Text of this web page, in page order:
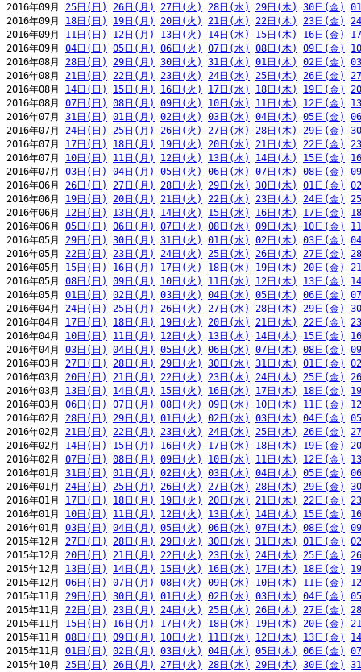
2016年09月 25日(日) 26日(月) 27日(火) 28日(水) 29日(木) 30日(金)
2016年09月 18日(日) 19日(月) 20日(火) 21日(水) 22日(木) 23日(金)
2016年09月 11日(日) 12日(月) 13日(火) 14日(水) 15日(木) 16日(金)
2016年09月 04日(日) 05日(月) 06日(火) 07日(水) 08日(木) 09日(金)
2016年08月 28日(日) 29日(月) 30日(火) 31日(水) 01日(木) 02日(金)
2016年08月 21日(日) 22日(月) 23日(火) 24日(水) 25日(木) 26日(金)
2016年08月 14日(日) 15日(月) 16日(火) 17日(水) 18日(木) 19日(金)
2016年08月 07日(日) 08日(月) 09日(火) 10日(水) 11日(木) 12日(金)
2016年07月 31日(日) 01日(月) 02日(火) 03日(水) 04日(木) 05日(金)
2016年07月 24日(日) 25日(月) 26日(火) 27日(水) 28日(木) 29日(金)
2016年07月 17日(日) 18日(月) 19日(火) 20日(水) 21日(木) 22日(金)
2016年07月 10日(日) 11日(月) 12日(火) 13日(水) 14日(木) 15日(金)
2016年07月 03日(日) 04日(月) 05日(火) 06日(水) 07日(木) 08日(金)
2016年06月 26日(日) 27日(月) 28日(火) 29日(水) 30日(木) 01日(金)
2016年06月 19日(日) 20日(月) 21日(火) 22日(水) 23日(木) 24日(金)
2016年06月 12日(日) 13日(月) 14日(火) 15日(水) 16日(木) 17日(金)
2016年06月 05日(日) 06日(月) 07日(火) 08日(水) 09日(木) 10日(金)
2016年05月 29日(日) 30日(月) 31日(火) 01日(水) 02日(木) 03日(金)
2016年05月 22日(日) 23日(月) 24日(火) 25日(水) 26日(木) 27日(金)
2016年05月 15日(日) 16日(月) 17日(火) 18日(水) 19日(木) 20日(金)
2016年05月 08日(日) 09日(月) 10日(火) 11日(水) 12日(木) 13日(金)
2016年05月 01日(日) 02日(月) 03日(火) 04日(水) 05日(木) 06日(金)
2016年04月 24日(日) 25日(月) 26日(火) 27日(水) 28日(木) 29日(金)
2016年04月 17日(日) 18日(月) 19日(火) 20日(水) 21日(木) 22日(金)
2016年04月 10日(日) 11日(月) 12日(火) 13日(水) 14日(木) 15日(金)
2016年04月 03日(日) 04日(月) 05日(火) 06日(水) 07日(木) 08日(金)
2016年03月 27日(日) 28日(月) 29日(火) 30日(水) 31日(木) 01日(金)
2016年03月 20日(日) 21日(月) 22日(火) 23日(水) 24日(木) 25日(金)
2016年03月 13日(日) 14日(月) 15日(火) 16日(水) 17日(木) 18日(金)
2016年03月 06日(日) 07日(月) 08日(火) 09日(水) 10日(木) 11日(金)
2016年02月 28日(日) 29日(月) 01日(火) 02日(水) 03日(木) 04日(金)
2016年02月 21日(日) 22日(月) 23日(火) 24日(水) 25日(木) 26日(金)
2016年02月 14日(日) 15日(月) 16日(火) 17日(水) 18日(木) 19日(金)
2016年02月 07日(日) 08日(月) 09日(火) 10日(水) 11日(木) 12日(金)
2016年01月 31日(日) 01日(月) 02日(火) 03日(水) 04日(木) 05日(金)
2016年01月 24日(日) 25日(月) 26日(火) 27日(水) 28日(木) 29日(金)
2016年01月 17日(日) 18日(月) 19日(火) 20日(水) 21日(木) 22日(金)
2016年01月 10日(日) 11日(月) 12日(火) 13日(水) 14日(木) 15日(金)
2016年01月 03日(日) 04日(月) 05日(火) 06日(水) 07日(木) 08日(金)
2015年12月 27日(日) 28日(月) 29日(火) 30日(水) 31日(木) 01日(金)
2015年12月 20日(日) 21日(月) 22日(火) 23日(水) 24日(木) 25日(金)
2015年12月 13日(日) 14日(月) 15日(火) 16日(水) 17日(木) 18日(金)
2015年12月 06日(日) 07日(月) 08日(火) 09日(水) 10日(木) 11日(金)
2015年11月 29日(日) 30日(月) 01日(火) 02日(水) 03日(木) 04日(金)
2015年11月 22日(日) 23日(月) 24日(火) 25日(水) 26日(木) 27日(金)
2015年11月 15日(日) 16日(月) 17日(火) 18日(水) 19日(木) 20日(金)
2015年11月 08日(日) 09日(月) 10日(火) 11日(水) 12日(木) 13日(金)
2015年11月 01日(日) 02日(月) 03日(火) 04日(水) 05日(木) 06日(金)
2015年10月 25日(日) 26日(月) 27日(火) 28日(水) 29日(木) 30日(金)